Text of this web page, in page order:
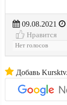
09.08.2021
Нравится
Нет голосов
Добавь